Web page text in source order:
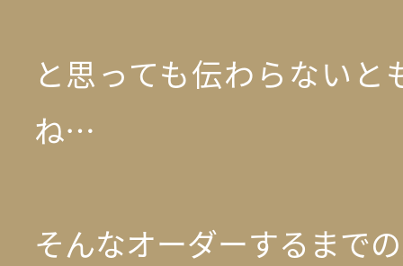
と思っても伝わらないと
ね…
そんなオーダーするまで